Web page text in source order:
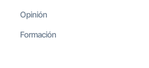
Opinión
Formación